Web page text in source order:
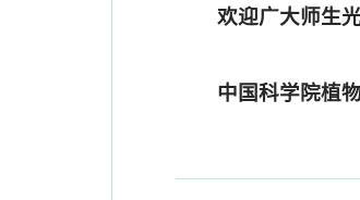
欢迎广大师生光
中国科学院植物